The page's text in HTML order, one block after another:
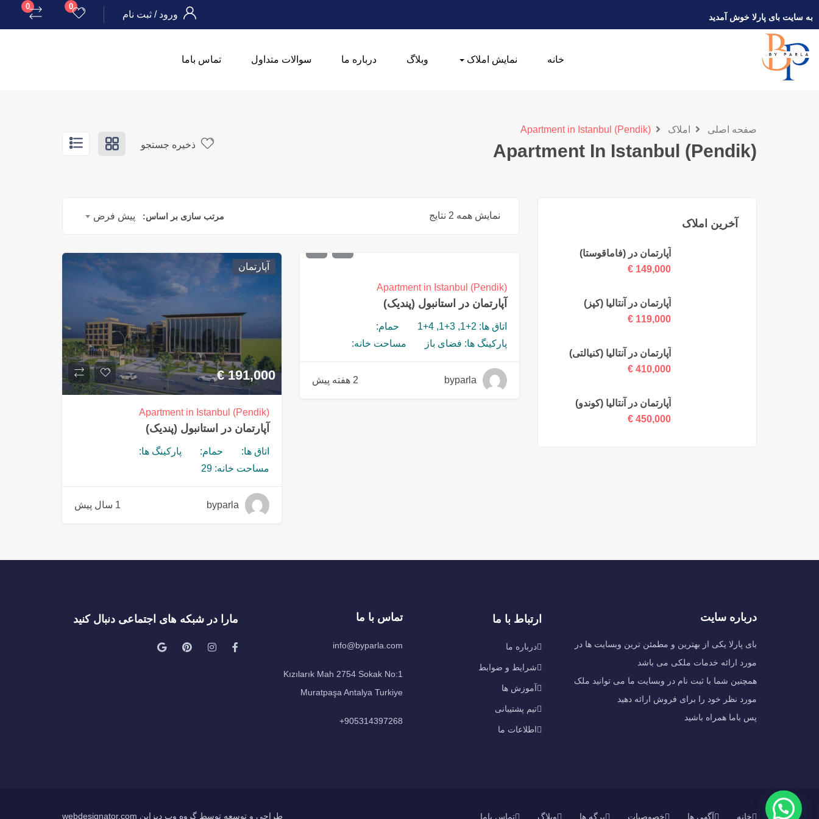
به سایت بای پارلا خوش آمدید ورود/ ثبت نام
0
0
خانه نمایش املاک وبلاگ درباره ما سوالات متداول تماس باما
صفحه اصلی املاک Apartment in Istanbul (Pendik)
Apartment In Istanbul (Pendik) ذخیره جستجو
آخرین املاک
آپارتمان در (فاماقوستا)
149,000
€
آپارتمان در آنتالیا (کپز)
119,000
€
آپارتمان در آنتالیا (کنیالتی)
410,000
€
آپارتمان در آنتالیا (کوندو)
450,000
€
نمایش همه 2 نتایج مرتب سازی بر اساس: پیش فرض
Apartment in Istanbul (Pendik)
آپارتمان در استانبول (پندیک)
اتاق ها: 2+1, 3+1, 4+1
حمام:
پارکینگ ها: فضای باز
مساحت خانه:
byparla 2 هفته پیش
آپارتمان
191,000
€
Apartment in Istanbul (Pendik)
آپارتمان در استانبول (پندیک)
اتاق ها: حمام:
پارکینگ ها:
مساحت خانه: 29
byparla 1 سال پیش
درباره سایت
بای پارلا یکی از بهترین و مطمئن ترین وبسایت ها در
مورد ارائه خدمات ملکی می باشد
همچنین شما با ثبت نام در وبسایت ما می توانید ملک
مورد نظر خود را برای فروش ارائه دهید
پس باما همراه باشید
ارتباط با ما
درباره ما
شرایط و ضوابط
آموزش ها
تیم پشتیبانی
اطلاعات ما
تماس با ما
info@byparla.com
Kızılarık Mah 2754 Sokak No:1
Muratpaşa Antalya Turkiye
905314397268+
مارا در شبکه های اجتماعی دنبال کنید
خانه آگهی ها خصوصیات برگه ها وبلاگ تماس باما طراحی و توسعه توسط گروه وب دیزاین webdesignator.com